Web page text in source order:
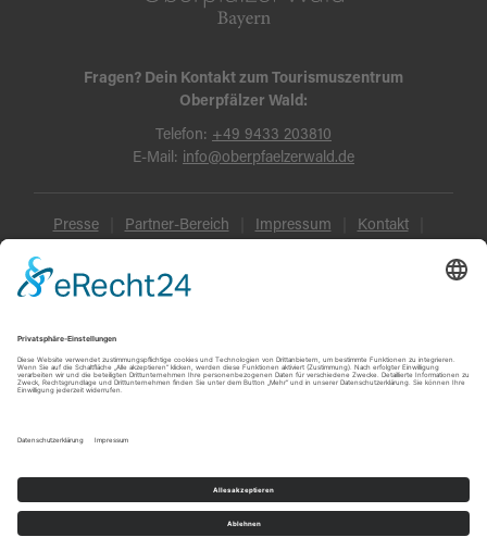
Fragen? Dein Kontakt zum Tourismuszentrum
Oberpfälzer Wald:
Telefon: +49 9433 203810
E-Mail: info@oberpfaelzerwald.de
Presse Partner-Bereich Impressum Kontakt
Datenschutz